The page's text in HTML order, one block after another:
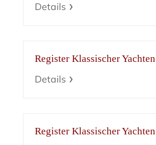
Details
Register Klassischer Yachten
Details
Register Klassischer Yachten